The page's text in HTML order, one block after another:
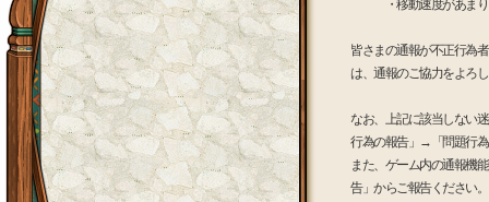
・移動速度があまりに
皆さまの通報が不正行為
は、通報のご協力をよろ
なお、上記に該当しない
行為の報告」→「問題行
また、ゲーム内の通報機
告」からご報告ください。